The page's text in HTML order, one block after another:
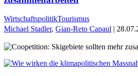
WirtschaftspolitikTourismus
Michael Stadler, Gian-Reto Capaul |